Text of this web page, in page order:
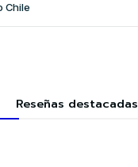
Chile
Reseñas destacadas